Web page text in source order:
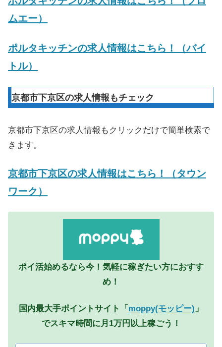
ムエー）
ポルタキッチンの求人情報はこちら！（バイ
トル）
京都市下京区の求人情報もチェック
京都市下京区の求人情報もクリックだけで簡単検索で
きます。
京都市下京区の求人情報はこちら！（タウン
ワーク）
ポイ活始めるなら今！気軽に稼ぎたい方におすす
め！
国内最大手ポイントサイト「 moppy(モッピー) 」
でスキマ時間に月1万円以上稼ごう！